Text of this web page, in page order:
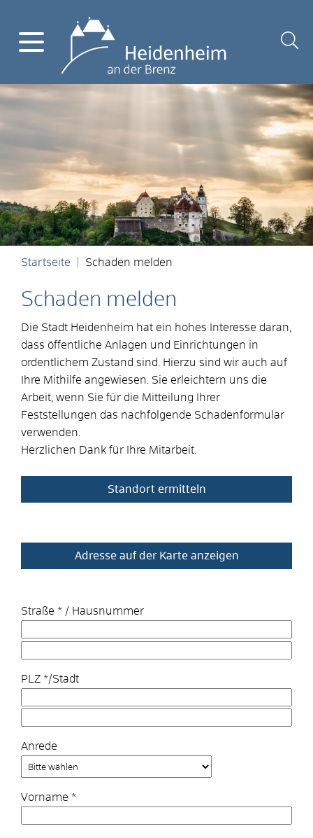
Startseite Schaden melden
Schaden melden
Die Stadt Heidenheim hat ein hohes Interesse daran,
dass öffentliche Anlagen und Einrichtungen in
ordentlichem Zustand sind. Hierzu sind wir auch auf
Ihre Mithilfe angewiesen. Sie erleichtern uns die
Arbeit, wenn Sie für die Mitteilung Ihrer
Feststellungen das nachfolgende Schadenformular
verwenden.
Herzlichen Dank für Ihre Mitarbeit.
Straße * / Hausnummer
PLZ */Stadt
Anrede
Vorname *